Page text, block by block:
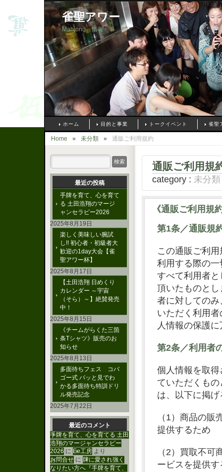
雀聖アワー
Mahjong 情報
ホーム 目的と事業 トークイベント 雀聖
Home » 未分類 » 通販ご利用規約
通販ご利用規
category : 未分類
《通販ご利用規
第1条／通販規
この通販ご利
利用する際の
すべて利用者
頂いたものと
者に対しての
いただく利用
人情報の保護
第2条／利用者
個人情報を取
ていただくも
は、以下に掲
（1）商品の
提供するため
（2）買取不
ービスを提供す
最近の投稿
手牌を育て、心を育て
る 土田浩翔のマージ
ャンセラピー2026
2025年8月19日
楽しく美味しい腕試
し!! 初心者・初級者大
歓迎の1day大会【雀
聖アワー杯】
2025年8月17日
【土田浩翔 日めくり
カレンダー ～宇宙
（そら）～】絶賛発売
中！
2025年8月15日
《チームがらくた三箇
条Tシャツ》販売のお
知らせ
2025年8月13日
多面待ちフェス コバ
ゴー式 パッと見でわ
かる多面待ち特訓ドリ
ル発売記念
2025年7月22日
最近のコメント
手牌を育て、心を育てる 土田
浩翔のマージャンセラピー
2026 に Ee工房 より
お問合せ に 牌に愛され強く
なりたい方へ『手牌を育て、